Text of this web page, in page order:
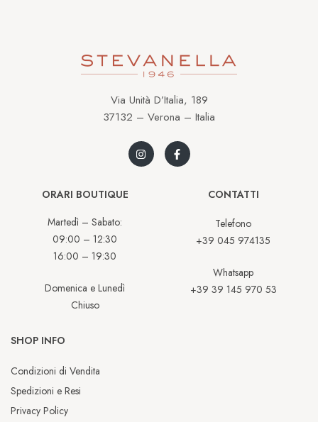
Via Unità D’Italia, 189
37132 – Verona – Italia
ORARI BOUTIQUE
Martedì – Sabato:
09:00 – 12:30
16:00 – 19:30
Domenica e Lunedì
Chiuso
CONTATTI
Telefono
+39 045 974135
Whatsapp
+39 39 145 970 53
SHOP INFO
Condizioni di Vendita
Spedizioni e Resi
Privacy Policy